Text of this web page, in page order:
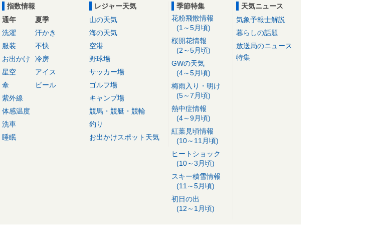
指数情報
通年
洗濯
服装
お出かけ
星空
傘
紫外線
体感温度
洗車
睡眠
夏季
汗かき
不快
冷房
アイス
ビール
レジャー天気
山の天気
海の天気
空港
野球場
サッカー場
ゴルフ場
キャンプ場
競馬・競艇・競輪
釣り
お出かけスポット天気
季節特集
花粉飛散情報
(1～5月頃)
桜開花情報
(2～5月頃)
GWの天気
(4～5月頃)
梅雨入り・明け
(5～7月頃)
熱中症情報
(4～9月頃)
紅葉見頃情報
(10～11月頃)
ヒートショック
(10～3月頃)
スキー積雪情報
(11～5月頃)
初日の出
(12～1月頃)
天気ニュース
気象予報士解説
暮らしの話題
放送局のニュース
特集